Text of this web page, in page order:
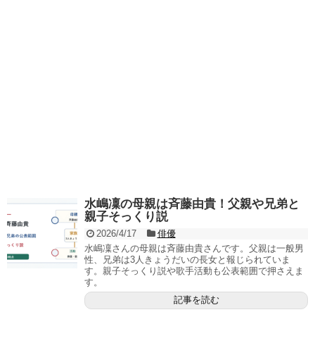
水嶋凜の母親は斉藤由貴！父親や兄弟と
親子そっくり説
2026/4/17
俳優
水嶋凜さんの母親は斉藤由貴さんです。父親は一般男
性、兄弟は3人きょうだいの長女と報じられていま
す。親子そっくり説や歌手活動も公表範囲で押さえま
す。
記事を読む